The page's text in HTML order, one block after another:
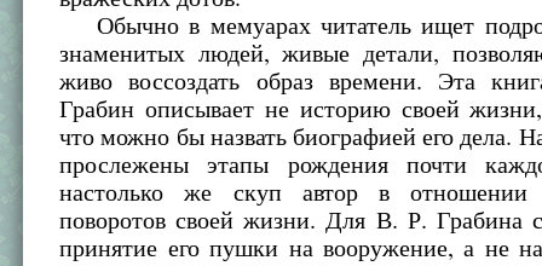
Обычно в мемуарах читатель ищет
знаменитых людей, живые детали,
живо воссоздать образ времени. Эта
Грабин описывает не историю своей
что можно бы назвать биографией его дела.
прослежены этапы рождения почти
настолько же скуп автор в
поворотов своей жизни. Для В. Р. Грабина
принятие его пушки на вооружение, а не